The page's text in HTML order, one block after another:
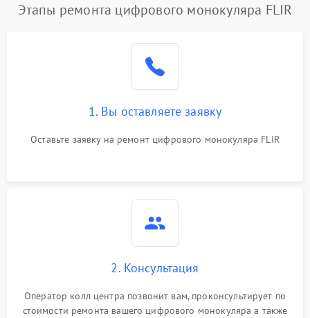
500 ₽
1500 ₽
изображения
1000 ₽ Подробнее →
2000 ₽
Проблемы с заземлением 1000 ₽
Повреждение печатной
платы
2800 ₽
Этапы ремонта цифрового монокуляра FLIR
1. Вы оставляете заявку
Оставьте заявку на ремонт цифрового монокуляра FLIR
2. Консультация
Оператор колл центра позвонит вам, проконсультирует по
стоимости ремонта вашего цифрового монокуляра а также